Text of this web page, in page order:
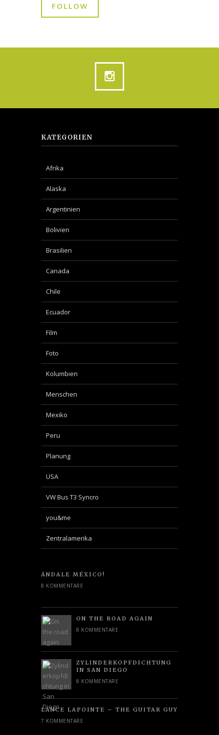
FOLLOW
KATEGORIEN
Afrika
Alaska
Argentinien
Bolivien
Brasilien
Canada
Chile
Ecuador
Film
Foto
Kolumbien
Menschen
Mexiko
Peru
Planung
USA
VW Bus T3 Syncro
you&me
Zentralamerika
ÁNDALE MÉXICO!
8 KOMMENTARE
ON THE ROAD AGAIN
8 KOMMENTARE
ZYLINDERKOPFDICHTUNG
IN SAN DIEGO
8 KOMMENTARE
LANCE LAPOINTE – THE GUITAR GUY
7 KOMMENTARE